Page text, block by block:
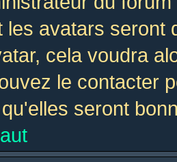
les avatars seront
cela voudra
le contacter
seront